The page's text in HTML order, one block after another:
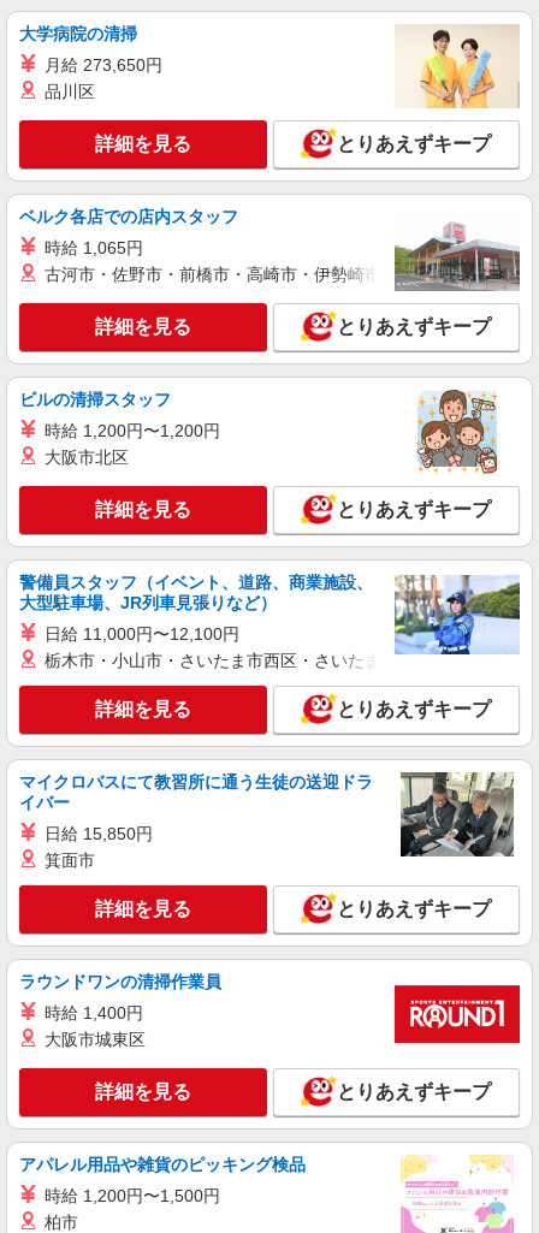
時給1500円〜2125円 ＜日払い有/週払い有/交
通費全支給(ガソリン代含む)＞
キープ 詳細を見る
派遣社員
株式会社kotrio /●NR-H-2068648
宇陀市のデイサービス♪日勤のみ！残業ゼロで
趣味も満喫
通費全支給(ガソリン代含む)＞
宇陀市
キープ 詳細を見る
派遣社員
株式会社kotrio /●NR-H-2010064
宇陀市＊少人数グルホで利用者さんと家事や掃
除など♪日払いOK
時給1500円〜2125円 ＜日払い有/週払い有/交
通費全支給(ガソリン代含む)＞
宇陀市
キープ 詳細を見る
株式会社kotrio /●NR-H-2011854
≪宇陀市≫夜勤なし！未経験・ブランクOKの
デイスタッフ
時給1500円〜2125円 ＜日払い有/週払い有/交
キープ 詳細を見る
派遣社員
株式会社kotrio /●NR-H-2102244
【年齢不問】宇陀市の小規模デイサービス＊資
時給1500円〜2125円 ＜日払い有/週払い有/交
通費全支給(ガソリン代含む)＞
宇陀市
キープ 詳細を見る
大学病院の清掃
月給 273,650円
品川区
詳細を見る とりあえずキープ
ベルク各店での店内スタッフ
時給 1,065円
古河市・佐野市・前橋市・高崎市・伊勢崎市・太田市・館林市
詳細を見る とりあえずキープ
ビルの清掃スタッフ
時給 1,200円〜1,200円
大阪市北区
詳細を見る とりあえずキープ
警備員スタッフ（イベント、道路、商業施設、
大型駐車場、JR列車見張りなど）
日給 11,000円〜12,100円
栃木市・小山市・さいたま市西区・さいたま市岩槻区・久喜市・
詳細を見る とりあえずキープ
マイクロバスにて教習所に通う生徒の送迎ドラ
イバー
日給 15,850円
箕面市
詳細を見る とりあえずキープ
ラウンドワンの清掃作業員
時給 1,400円
大阪市城東区
詳細を見る とりあえずキープ
アパレル用品や雑貨のピッキング検品
時給 1,200円〜1,500円
柏市